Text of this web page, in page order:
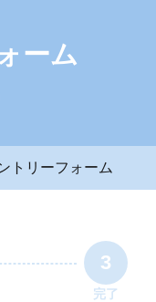
ーム
トリーフォーム
3
完了